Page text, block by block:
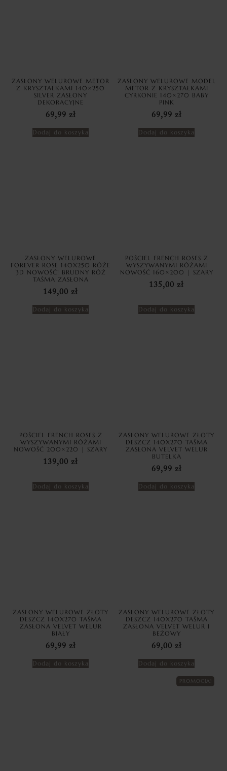
ZASŁONY WELUROWE METOR
Z KRYSZTAŁKAMI 140×250
SILVER ZASŁONY
DEKORACYJNE
69,99 zł
Dodaj do koszyka
ZASŁONY WELUROWE MODEL
METOR Z KRYSZTAŁKAMI
CYRKONIE 140×270 BABY
PINK
69,99 zł
Dodaj do koszyka
ZASŁONY WELUROWE
FOREVER ROSE 140X250 RÓŻE
3D NOWOŚĆ! BRUDNY RÓŻ
TAŚMA ZASŁONA
149,00 zł
Dodaj do koszyka
POŚCIEL FRENCH ROSES Z
WYSZYWANYMI RÓŻAMI
NOWOŚĆ 160×200 | SZARY
135,00 zł
Dodaj do koszyka
POŚCIEL FRENCH ROSES Z
WYSZYWANYMI RÓŻAMI
NOWOŚĆ 200×220 | SZARY
139,00 zł
Dodaj do koszyka
ZASŁONY WELUROWE ZŁOTY
DESZCZ 140X270 TAŚMA
ZASŁONA VELVET WELUR
BUTELKA
69,99 zł
Dodaj do koszyka
ZASŁONY WELUROWE ZŁOTY
DESZCZ 140X270 TAŚMA
ZASŁONA VELVET WELUR
BIAŁY
69,99 zł
Dodaj do koszyka
ZASŁONY WELUROWE ZŁOTY
DESZCZ 140X270 TAŚMA
ZASŁONA VELVET WELUR I
BEŻOWY
69,00 zł
Dodaj do koszyka
PROMOCJA!